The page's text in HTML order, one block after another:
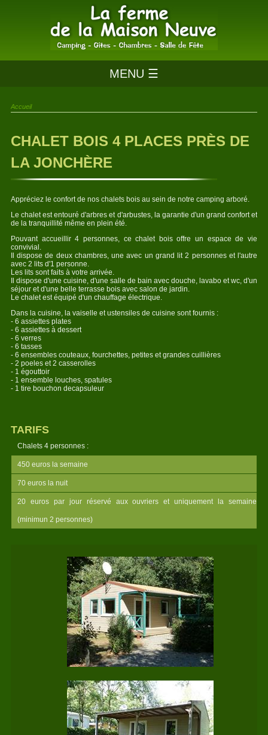
MENU ☰
Accueil
CHALET BOIS 4 PLACES PRÈS DE
LA JONCHÈRE
Appréciez le confort de nos chalets bois au sein de notre camping arboré.
Le chalet est entouré d'arbres et d'arbustes, la garantie d'un grand confort et
de la tranquillité même en plein été.
Pouvant accueillir 4 personnes, ce chalet bois offre un espace de vie
convivial.
Il dispose de deux chambres, une avec un grand lit 2 personnes et l'autre
avec 2 lits d'1 personne.
Les lits sont faits à votre arrivée.
Il dispose d'une cuisine, d'une salle de bain avec douche, lavabo et wc, d'un
séjour et d'une belle terrasse bois avec salon de jardin.
Le chalet est équipé d'un chauffage électrique.
Dans la cuisine, la vaiselle et ustensiles de cuisine sont fournis :
- 6 assiettes plates
- 6 assiettes à dessert
- 6 verres
- 6 tasses
- 6 ensembles couteaux, fourchettes, petites et grandes cuillières
- 2 poeles et 2 casserolles
- 1 égouttoir
- 1 ensemble louches, spatules
- 1 tire bouchon decapsuleur
TARIFS
Chalets 4 personnes :
450 euros la semaine
70 euros la nuit
20 euros par jour réservé aux ouvriers et uniquement la semaine
(minimun 2 personnes)